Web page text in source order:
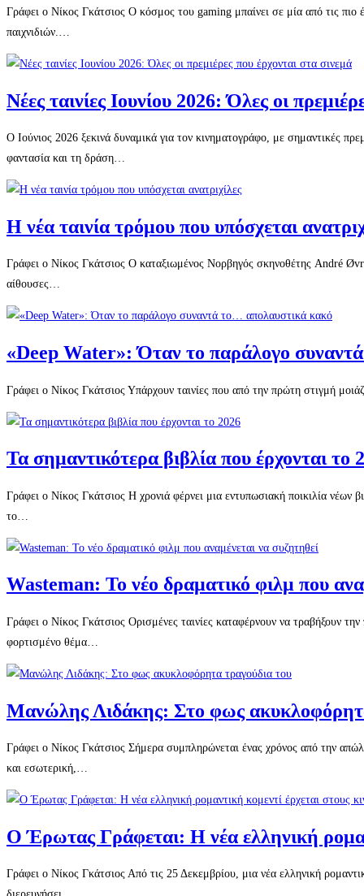
Γράφει ο Νίκος Γκάτσιος Ο κόσμος του gaming μπαίνει σε μία από τις πιο
παιχνιδιών.…
Νέες ταινίες Ιουνίου 2026: Όλες οι
Ο Ιούνιος 2026 ξεκινά δυναμικά για τον κινηματογράφο, με σημαντικές
φαντασία και τη δράση…
Η νέα ταινία τρόμου που υπόσχεται
Γράφει ο Νίκος Γκάτσιος Ο καταξιωμένος Νορβηγός σκηνοθέτης André
αίθουσες…
«Deep Water»: Όταν το παράλογο
Γράφει ο Νίκος Γκάτσιος Υπάρχουν ταινίες που από την πρώτη στιγμή
Τα σημαντικότερα βιβλία που έρχονται το
Γράφει ο Νίκος Γκάτσιος Η χρονιά φέρνει μια εντυπωσιακή ποικιλία νέων
το…
Wasteman: Το νέο δραματικό φιλμ που
Γράφει ο Νίκος Γκάτσιος Ορισμένες ταινίες καταφέρνουν να τραβήξουν
φορτισμένο θέμα…
Μανώλης Λιδάκης: Στο φως
Γράφει ο Νίκος Γκάτσιος Σήμερα συμπληρώνεται ένας χρόνος από την
και εσωτερική,…
Ο Έρωτας Γράφεται: Η νέα ελληνική
Γράφει ο Νίκος Γκάτσιος Από τις 25 Δεκεμβρίου, μια νέα ελληνική